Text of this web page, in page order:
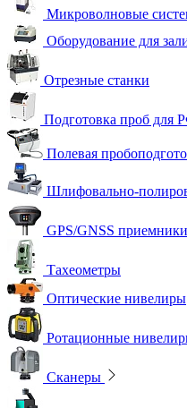
Микроволновые
Оборудование для
Отрезные станки
Подготовка проб для
Полевая
Шлифовально-
GPS/GNSS приемники
Тахеометры
Оптические нивелиры
Ротационные
Сканеры